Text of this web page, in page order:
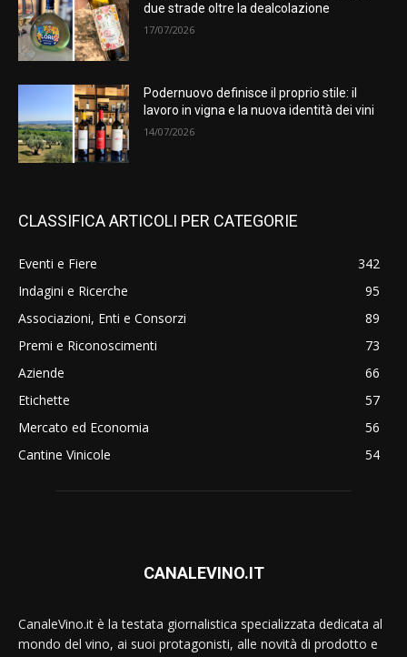
due strade oltre la dealcolazione
17/07/2026
Podernuovo definisce il proprio stile: il
lavoro in vigna e la nuova identità dei vini
14/07/2026
CLASSIFICA ARTICOLI PER CATEGORIE
Eventi e Fiere
342
Indagini e Ricerche
95
Associazioni, Enti e Consorzi
89
Premi e Riconoscimenti
73
Aziende
66
Etichette
57
Mercato ed Economia
56
Cantine Vinicole
54
CANALEVINO.IT
CanaleVino.it è la testata giornalistica specializzata dedicata al
mondo del vino, ai suoi protagonisti, alle novità di prodotto e